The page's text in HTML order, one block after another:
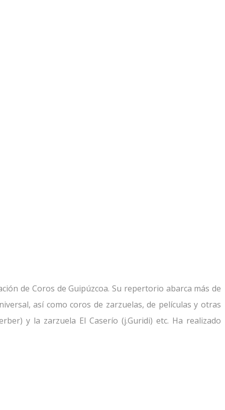
de Coros de Guipúzcoa.Su repertorio abarca más de
así como coros de zarzuelas, de películas y otras
y la zarzuela El Caserío (j.Guridi) etc. Ha realizado